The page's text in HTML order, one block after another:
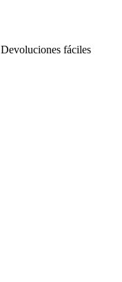
Devoluciones fáciles